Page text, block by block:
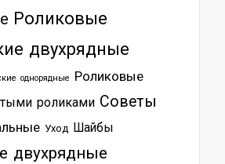
Роликовые
двухрядные
однорядные
Роликовые
роликами Советы
Уход Шайбы
двухрядные